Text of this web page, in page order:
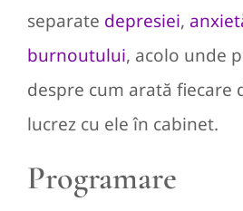
separate depresiei,
burnoutului, acolo unde
despre cum arată fiecare
lucrez cu ele în cabinet.
Programare